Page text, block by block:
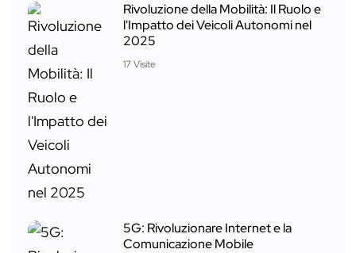
Rivoluzione della Mobilità: Il Ruolo e
l'Impatto dei Veicoli Autonomi nel
2025
17 Visite
5G: Rivoluzionare Internet e la
Comunicazione Mobile